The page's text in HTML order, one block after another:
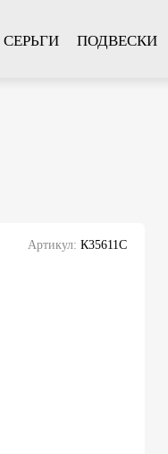
СЕРЬГИ ПОДВЕСКИ
Артикул: К35611С